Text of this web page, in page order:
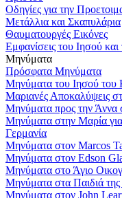
Οδηγίες για την
Μετάλλια και Σκαπυλάρια
Θαυματουργές Εικόνες
Εμφανίσεις του Ιησού
Μηνύματα
Πρόσφατα Μηνύματα
Μηνύματα του Ιησού
Μαριανές Αποκαλύψεις
Μηνύματα προς την Άννα
Μηνύματα στην Μαρία
Γερμανία
Μηνύματα στον Marcos
Μηνύματα στον Edson
Μηνύματα στο Άγιο
Μηνύματα στα Παιδιά
Μηνύματα στον John